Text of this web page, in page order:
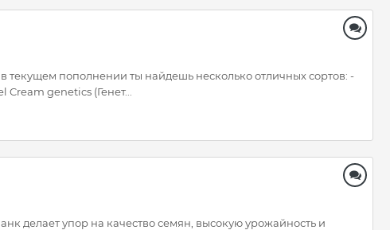
пополнении ты найдешь несколько отличных сортов: -
genetics (Генет...
делает упор на качество семян, высокую урожайность и